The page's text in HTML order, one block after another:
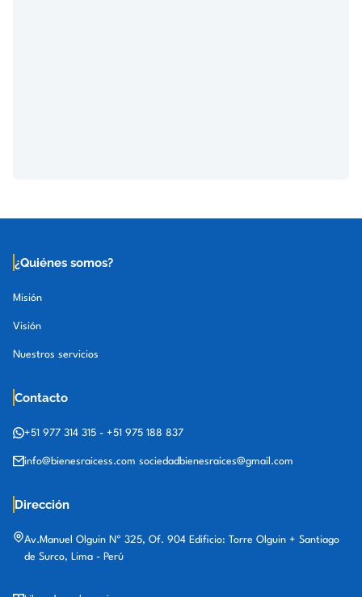
¿Quiénes somos?
Misión
Visión
Nuestros servicios
Contacto
+51 977 314 315 - +51 975 188 837
info@bienesraicess.com sociedadbienesraices@gmail.com
Dirección
Av.Manuel Olguin Nº 325, Of. 904 Edificio: Torre Olguin + Santiago
de Surco, Lima - Perú